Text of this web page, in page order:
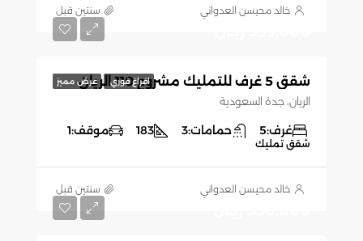
خالد محيسن العدواني ‏سنتين قبل
افراغ فوري عرض مميز شقق 5 غرف للتمليك مشروع 110 الريان
الريان، جدة السعودية
غرف:5 حمامات:3
183 موقف:1
شقق تمليك
خالد محيسن العدواني ‏سنتين قبل